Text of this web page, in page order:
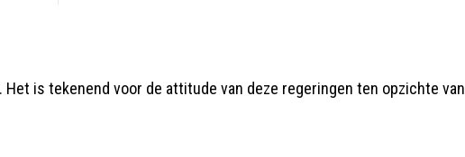
is tekenend voor de attitude van deze regeringen ten opzichte van